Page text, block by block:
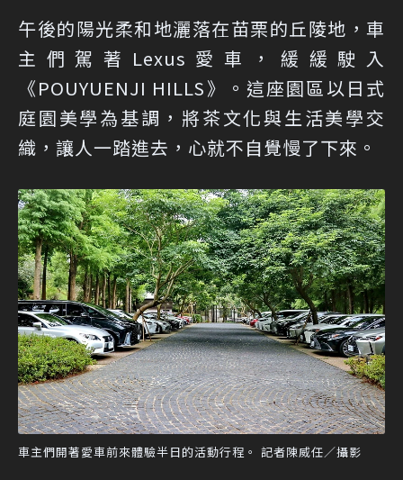
午後的陽光柔和地灑落在苗栗的丘陵地，車
主們駕著Lexus愛車，緩緩駛入
《POUYUENJI HILLS》。這座園區以日式
庭園美學為基調，將茶文化與生活美學交
織，讓人一踏進去，心就不自覺慢了下來。
車主們開著愛車前來體驗半日的活動行程。 記者陳威任／攝影